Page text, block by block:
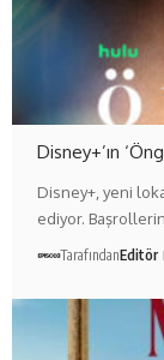
Disney+’ın
Disney+, yeni
ediyor.
TarafındanEditör